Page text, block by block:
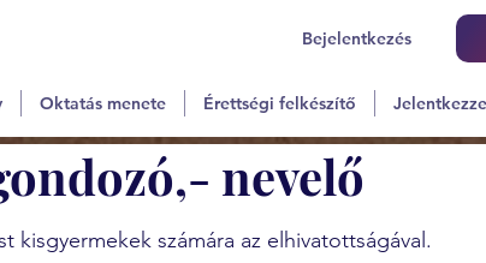
Bejelentkezés
Oktatás menete Érettségi felkészítő
nevelő
kisgyermekek számára az elhivatottságával.